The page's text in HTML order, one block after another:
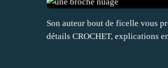
Son auteur bout de ficelle vous
détails CROCHET, explications